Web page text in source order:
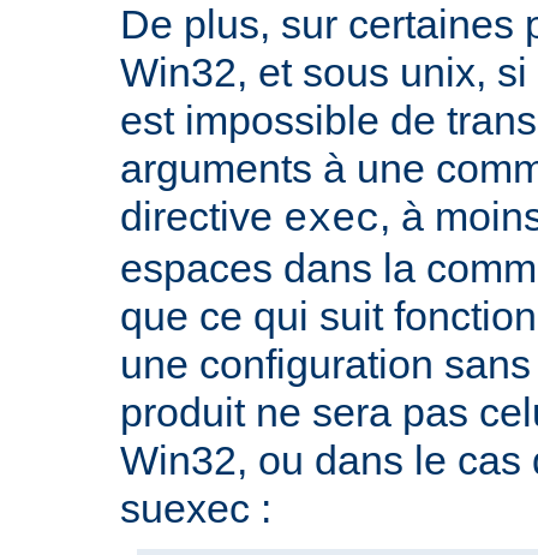
De plus, sur certaines
Win32, et sous unix,
est impossible de
arguments à une
directive exec, à
espaces dans la
que ce qui suit
une configuration
produit ne sera pas
Win32, ou dans le cas
suexec :